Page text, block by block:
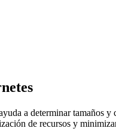
a determinar tamaños
de recursos y